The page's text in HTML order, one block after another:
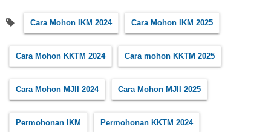
Cara Mohon IKM 2024 Cara Mohon IKM 2025
Cara Mohon KKTM 2024 Cara mohon KKTM 2025
Cara Mohon MJII 2024 Cara Mohon MJII 2025
Permohonan IKM Permohonan KKTM 2024